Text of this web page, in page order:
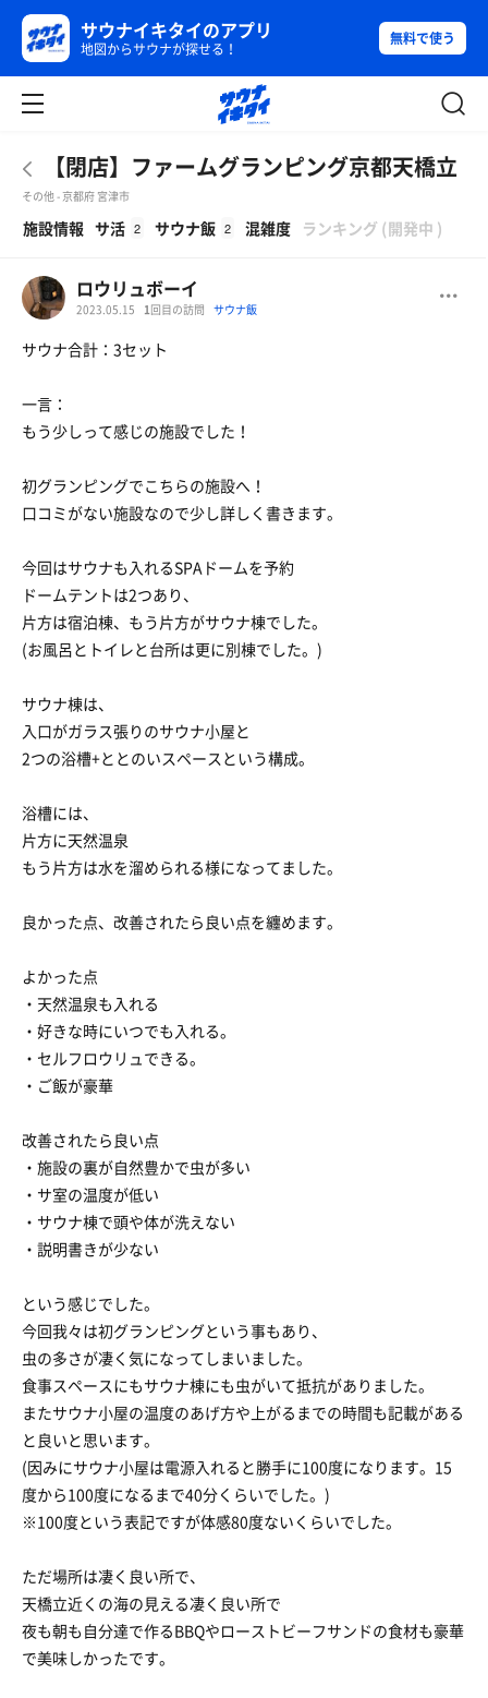
サウナイキタイのアプリ
地図からサウナが探せる！
無料で使う
【閉店】ファームグランピング京都天橋立
その他 - 京都府 宮津市
施設情報 サ活 2 サウナ飯 2 混雑度 ランキング (開発中 )
ロウリュボーイ
2023.05.15 1回目の訪問 サウナ飯
サウナ合計：3セット
一言：
もう少しって感じの施設でした！
初グランピングでこちらの施設へ！
口コミがない施設なので少し詳しく書きます。
今回はサウナも入れるSPAドームを予約
ドームテントは2つあり、
片方は宿泊棟、もう片方がサウナ棟でした。
(お風呂とトイレと台所は更に別棟でした。)
サウナ棟は、
入口がガラス張りのサウナ小屋と
2つの浴槽+ととのいスペースという構成。
浴槽には、
片方に天然温泉
もう片方は水を溜められる様になってました。
良かった点、改善されたら良い点を纏めます。
よかった点
・天然温泉も入れる
・好きな時にいつでも入れる。
・セルフロウリュできる。
・ご飯が豪華
改善されたら良い点
・施設の裏が自然豊かで虫が多い
・サ室の温度が低い
・サウナ棟で頭や体が洗えない
・説明書きが少ない
という感じでした。
今回我々は初グランピングという事もあり、
虫の多さが凄く気になってしまいました。
食事スペースにもサウナ棟にも虫がいて抵抗がありました。
またサウナ小屋の温度のあげ方や上がるまでの時間も記載がある
と良いと思います。
(因みにサウナ小屋は電源入れると勝手に100度になります。15
度から100度になるまで40分くらいでした。)
※100度という表記ですが体感80度ないくらいでした。
ただ場所は凄く良い所で、
天橋立近くの海の見える凄く良い所で
夜も朝も自分達で作るBBQやローストビーフサンドの食材も豪華
で美味しかったです。